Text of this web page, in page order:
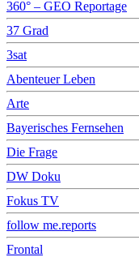
360° – GEO Reportage
37 Grad
3sat
Abenteuer Leben
Arte
Bayerisches Fernsehen
Die Frage
DW Doku
Fokus TV
follow me.reports
Frontal